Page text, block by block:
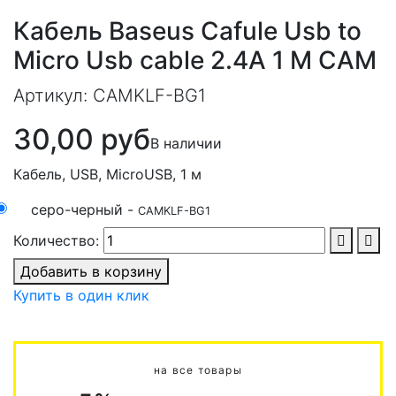
Кабель Baseus Cafule Usb to
Micro Usb cable 2.4A 1 M CAM
Артикул: CAMKLF-BG1
30,00 рубВ наличии
Кабель, USB, MicroUSB, 1 м
серо-черный - CAMKLF-BG1
Количество:
Добавить в корзину
Купить в один клик
на все товары